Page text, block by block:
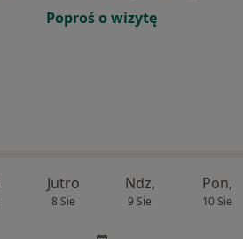
Poproś o wizytę
Jutro
8 Sie
Ndz,
9 Sie
Pon,
10 Sie